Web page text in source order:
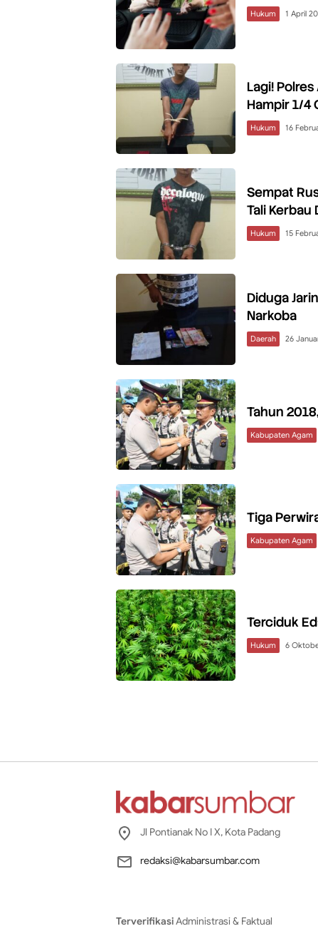
Hukum 1 April
Lagi!
Hampir 1/4
Hukum 16
Sempat
Tali Kerbau
Hukum 15
Diduga
Narkoba
Daerah 26
Tahun
Kabupaten Agam
Tiga
Kabupaten Agam
Terciduk
Hukum 6
Jl Pontianak No I X, Kota Padang
redaksi@kabarsumbar.com
TerverifikasiAdministrasi & Faktual